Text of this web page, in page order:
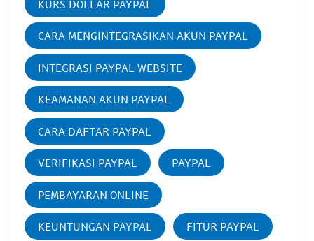
KURS DOLLAR PAYPAL
CARA MENGINTEGRASIKAN AKUN PAYPAL
INTEGRASI PAYPAL WEBSITE
KEAMANAN AKUN PAYPAL
CARA DAFTAR PAYPAL
VERIFIKASI PAYPAL PAYPAL
PEMBAYARAN ONLINE
KEUNTUNGAN PAYPAL FITUR PAYPAL